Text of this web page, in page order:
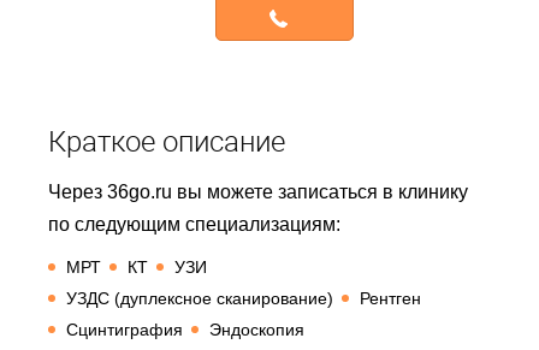
Краткое описание
Через 36go.ru вы можете записаться в клинику
по следующим специализациям:
МРТ КТ
УЗИ
УЗДС (дуплексное сканирование)
Рентген
Сцинтиграфия
Эндоскопия